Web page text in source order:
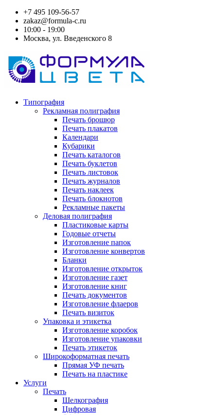
+7 495 109-56-57
zakaz@formula-c.ru
10:00 - 19:00
Москва, ул. Введенского 8
Типография
Рекламная полиграфия
Печать брошюр
Печать плакатов
Календари
Кубарики
Печать каталогов
Печать буклетов
Печать листовок
Печать журналов
Печать наклеек
Печать блокнотов
Рекламные пакеты
Деловая полиграфия
Пластиковые карты
Годовые отчеты
Изготовление папок
Изготовление конвертов
Бланки
Изготовление открыток
Изготовление газет
Изготовление книг
Печать документов
Изготовление флаеров
Печать визиток
Упаковка и этикетка
Изготовление коробок
Изготовление упаковки
Печать этикеток
Широкоформатная печать
Прямая УФ печать
Печать на пластике
Услуги
Печать
Шелкография
Цифровая